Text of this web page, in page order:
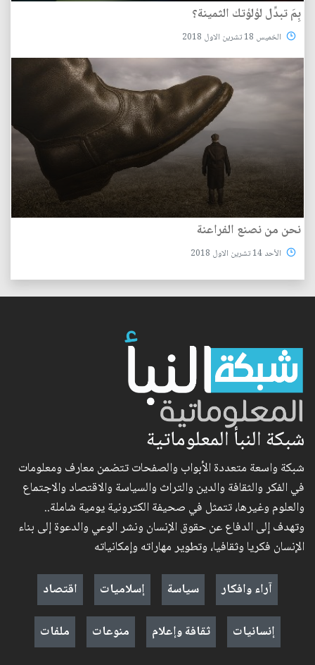
بِمَ تبدِّل لؤلؤتك الثمينة؟
الخميس 18 تشرين الاول 2018
نحن من نصنع الفراعنة
الأحد 14 تشرين الاول 2018
شبكة النبأ المعلوماتية
شبكة واسعة متعددة الأبواب والصفحات تتضمن معارف ومعلومات
في الفكر والثقافة والدين والتراث والسياسة والاقتصاد والاجتماع
والعلوم وغيرها، تتمثل في صحيفة الكترونية يومية شاملة..
وتهدف إلى الدفاع عن حقوق الإنسان ونشر الوعي والدعوة إلى بناء
الإنسان فكريا وثقافيا، وتطوير مهاراته وإمكانياته
آراء وافكار
سياسة إسلاميات
اقتصاد
إنسانيات
ثقافة وإعلام منوعات ملفات